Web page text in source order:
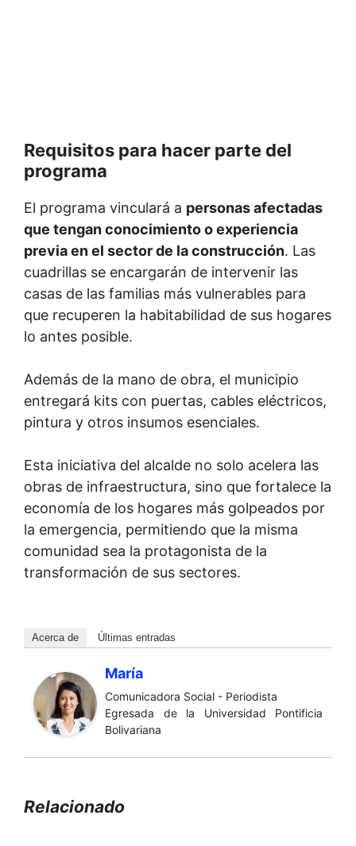
Requisitos para hacer parte del
programa
El programa vinculará a personas afectadas
que tengan conocimiento o experiencia
previa en el sector de la construcción. Las
cuadrillas se encargarán de intervenir las
casas de las familias más vulnerables para
que recuperen la habitabilidad de sus hogares
lo antes posible.
Además de la mano de obra, el municipio
entregará kits con puertas, cables eléctricos,
pintura y otros insumos esenciales.
Esta iniciativa del alcalde no solo acelera las
obras de infraestructura, sino que fortalece la
economía de los hogares más golpeados por
la emergencia, permitiendo que la misma
comunidad sea la protagonista de la
transformación de sus sectores.
Acerca de Últimas entradas
María
Comunicadora Social - Periodista
Egresada de la Universidad Pontificia
Bolivariana
Relacionado